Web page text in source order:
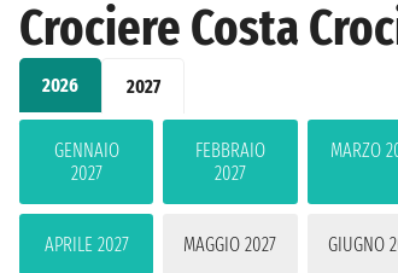
Crociere Costa
2026 2027
GENNAIO
2027
FEBBRAIO
2027
MARZO
APRILE 2027 MAGGIO 2027 GIUGNO